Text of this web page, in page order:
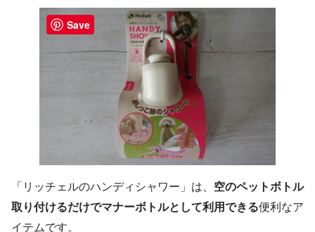
「リッチェルのハンディシャワー」は、 空のペットボトル
取り付けるだけでマナーボトルとして利用できる便利なア
イテムです。
Save